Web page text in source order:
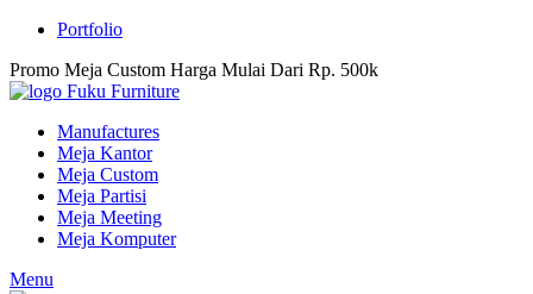
Portfolio
Promo Meja Custom Harga Mulai Dari Rp. 500k
Manufactures
Meja Kantor
Meja Custom
Meja Partisi
Meja Meeting
Meja Komputer
Menu